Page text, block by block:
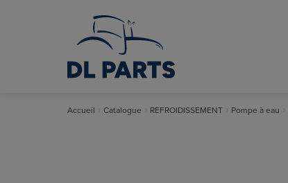
Accueil Catalogue REFROIDISSEMENT Pompe à eau